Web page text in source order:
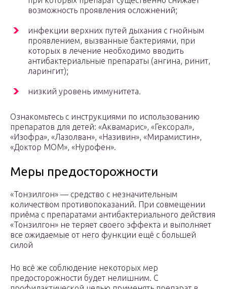
возможность проявления осложнений;
инфекции верхних путей дыхания с гнойным
проявлением, вызванные бактериями, при
которых в лечение необходимо вводить
антибактериальные препараты (ангина, ринит,
ларингит);
низкий уровень иммунитета.
Ознакомьтесь с инструкциями по использованию
препаратов для детей: «Аквамарис», «Гексорал»,
«Изофра», «Лазолван», «Називин», «Мирамистин»,
«Доктор МОМ», «Нурофен».
Меры предосторожности
«Тонзилгон» — средство с незначительным
количеством противопоказаний. При совмещении
приёма с препаратами антибактериального действия
«Тонзилгон» не теряет своего эффекта и выполняет
все ожидаемые от него функции ещё с большей
силой
Но всё же соблюдение некоторых мер
предосторожности будет нелишним. С